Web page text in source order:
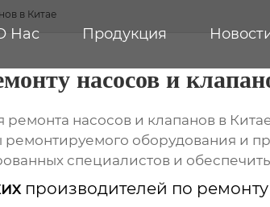
Нас Продукция
в Китае
насосов и
насосов и клапанов в
оборудования и
специалистов и
производителей по